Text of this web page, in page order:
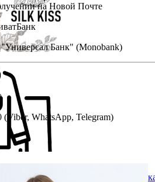
на Новой Почте
Банк" (Monobank)
(Viber, WhatsApp, Telegram)